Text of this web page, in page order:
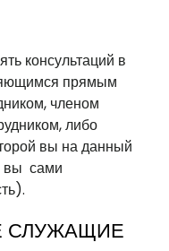
консультаций в
прямым
членом
либо
вы на данный
вы сами
СЛУЖАЩИЕ